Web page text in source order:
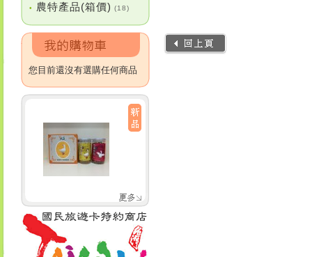
• 農特產品(箱價) (18)
您目前還沒有選購任何商品